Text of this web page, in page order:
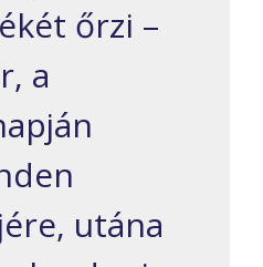
őrzi –
a
utána